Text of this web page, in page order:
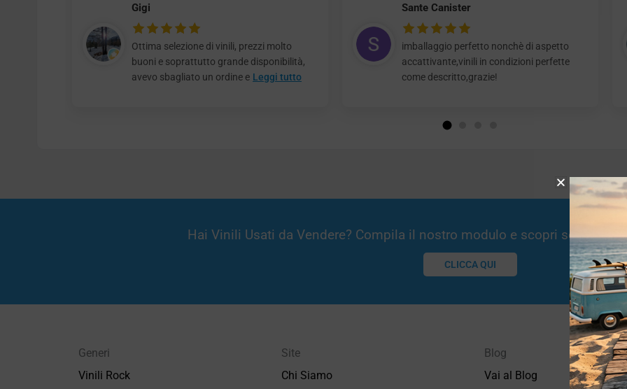
Gigi
Ottima selezione di vinili, prezzi molto
buoni e soprattutto grande disponibilità,
avevo sbagliato un ordine e Leggi tutto
Sante Canister
imballaggio perfetto nonchè di aspetto
accattivante,vinili in condizioni perfette
come descritto,grazie!
Hai Vinili Usati da Vendere? Compila il nostro modulo e scopri se
CLICCA QUI
Generi
Vinili Rock
Site
Chi Siamo
Blog
Vai al Blog